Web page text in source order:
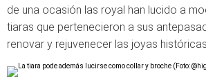
de una ocasión las royal han lucido a
tiaras que pertenecieron a sus
renovar y rejuvenecer las joyas